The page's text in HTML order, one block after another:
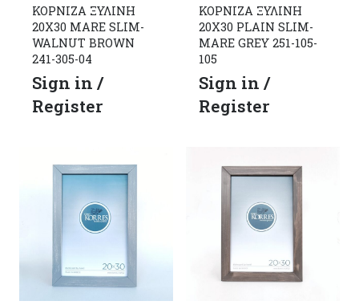
ΚΟΡΝΙΖΑ ΞΥΛΙΝΗ
20X30 MARE SLIM-
WALNUT BROWN
241-305-04
Sign in /
Register
ΚΟΡΝΙΖΑ ΞΥΛΙΝΗ
20X30 PLAIN SLIM-
MARE GREY 251-105-
105
Sign in /
Register